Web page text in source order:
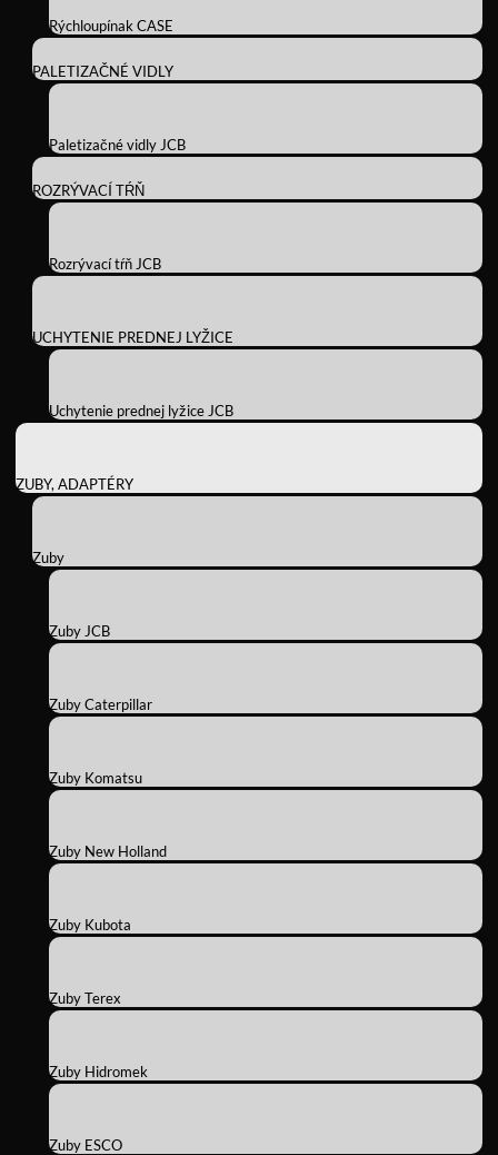
Rýchloupínak CASE
PALETIZAČNÉ VIDLY
Paletizačné vidly JCB
ROZRÝVACÍ TŔŇ
Rozrývací tŕň JCB
UCHYTENIE PREDNEJ LYŽICE
Uchytenie prednej lyžice JCB
ZUBY, ADAPTÉRY
Zuby
Zuby JCB
Zuby Caterpillar
Zuby Komatsu
Zuby New Holland
Zuby Kubota
Zuby Terex
Zuby Hidromek
Zuby ESCO